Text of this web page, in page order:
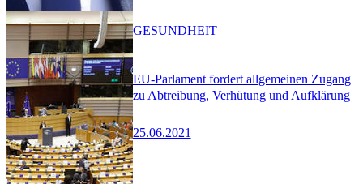
EU-Parlament fordert allgemeinen Zugang
zu Abtreibung, Verhütung und Aufklärung
25.06.2021
GESUNDHEIT